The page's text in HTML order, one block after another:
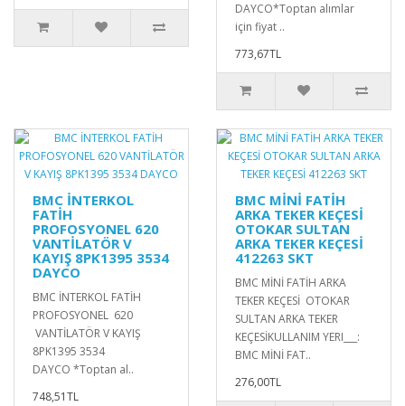
DAYCO*Toptan alımlar
için fiyat ..
773,67TL
BMC İNTERKOL
FATİH
PROFOSYONEL 620
VANTİLATÖR V
KAYIŞ 8PK1395 3534
DAYCO
BMC İNTERKOL FATİH
PROFOSYONEL 620
VANTİLATÖR V KAYIŞ
8PK1395 3534
DAYCO *Toptan al..
748,51TL
BMC MİNİ FATİH
ARKA TEKER KEÇESİ
OTOKAR SULTAN
ARKA TEKER KEÇESİ
412263 SKT
BMC MİNİ FATİH ARKA
TEKER KEÇESİ OTOKAR
SULTAN ARKA TEKER
KEÇESİKULLANIM YERI___:
BMC MİNİ FAT..
276,00TL